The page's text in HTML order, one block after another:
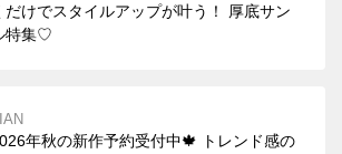
だけでスタイルアップが叶う！ 厚底サン
特集♡
年秋の新作予約受付中🍁 トレンド感の